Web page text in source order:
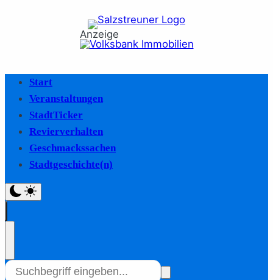
Anzeige
Start
Veranstaltungen
StadtTicker
Revierverhalten
Geschmackssachen
Stadtgeschichte(n)